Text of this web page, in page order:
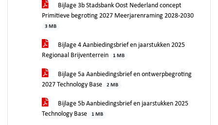
Bijlage 3b Stadsbank Oost Nederland concept
Primitieve begroting 2027 Meerjarenraming 2028-2030
3 MB
Bijlage 4 Aanbiedingsbrief en jaarstukken 2025
Regionaal Brijventerrein
1 MB
Bijlage 5a Aanbiedingsbrief en ontwerpbegroting
2027 Technology Base
2 MB
Bijlage 5b Aanbiedingsbrief en jaarstukken 2025
Technology Base
1 MB